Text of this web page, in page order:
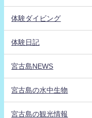
体験ダイビング
体験日記
宮古島NEWS
宮古島の水中生物
宮古島の観光情報